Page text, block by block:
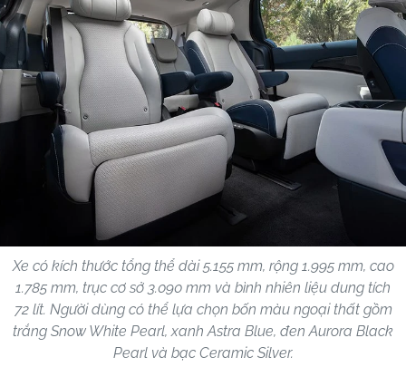
Xe có kích thước tổng thể dài 5.155 mm, rộng 1.995 mm, cao
1.785 mm, trục cơ sở 3.090 mm và bình nhiên liệu dung tích
72 lít. Người dùng có thể lựa chọn bốn màu ngoại thất gồm
trắng Snow White Pearl, xanh Astra Blue, đen Aurora Black
Pearl và bạc Ceramic Silver.